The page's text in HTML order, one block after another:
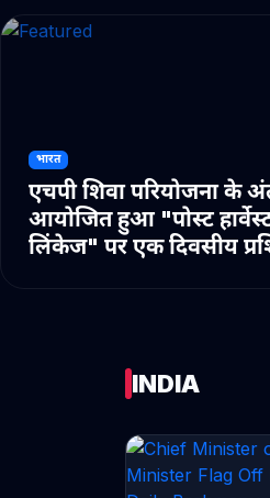
भारत
एचपी शिवा परियोजना के
आयोजित हुआ "पोस्ट
लिंकेज" पर एक दिवसीय
INDIA